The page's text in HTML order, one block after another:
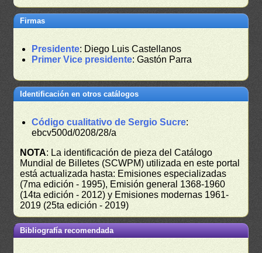
Firmas
Presidente: Diego Luis Castellanos
Primer Vice presidente: Gastón Parra
Identificación en otros catálogos
Código cualitativo de Sergio Sucre:
ebcv500d/0208/28/a
NOTA: La identificación de pieza del Catálogo
Mundial de Billetes (SCWPM) utilizada en este portal
está actualizada hasta: Emisiones especializadas
(7ma edición - 1995), Emisión general 1368-1960
(14ta edición - 2012) y Emisiones modernas 1961-
2019 (25ta edición - 2019)
Bibliografía recomendada